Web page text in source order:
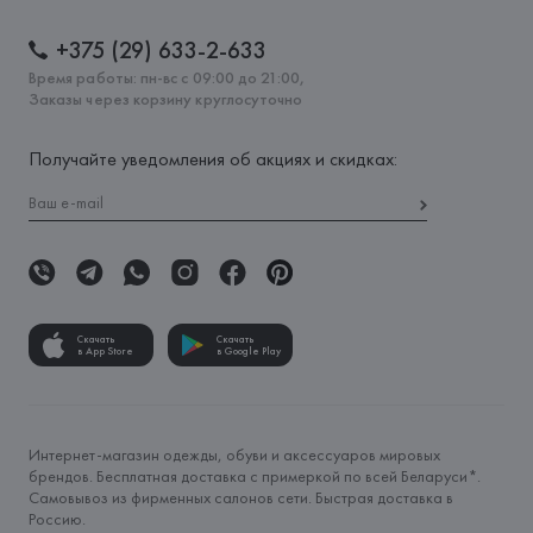
+375 (29) 633-2-633
Время работы: пн-вс с 09:00 до 21:00,
Заказы через корзину круглосуточно
Получайте уведомления об акциях и скидках:
Скачать
в App Store
Скачать
в Google Play
Интернет-магазин одежды, обуви и аксессуаров мировых
брендов. Бесплатная доставка с примеркой по всей Беларуси*.
Самовывоз из фирменных салонов сети. Быстрая доставка в
Россию.